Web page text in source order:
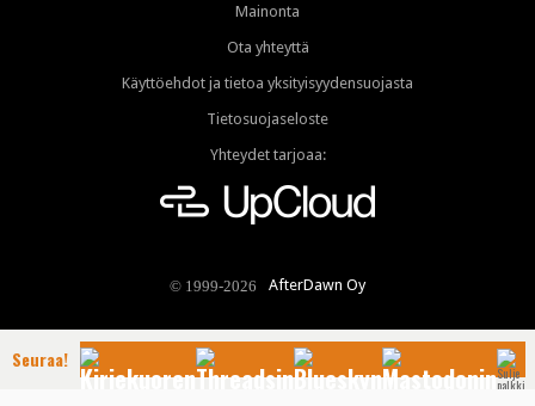
Mainonta
Ota yhteyttä
Käyttöehdot ja tietoa yksityisyydensuojasta
Tietosuojaseloste
Yhteydet tarjoaa:
© 1999-2026 AfterDawn Oy
Seuraa!